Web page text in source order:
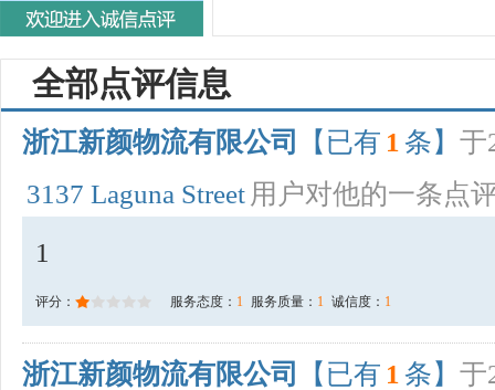
全部点评信息
浙江新颜物流有限公司 【已有 1 条】 于
3137 Laguna Street 用户对他的一条点
1
评分： 服务态度： 1 服务质量： 1 诚信度： 1
浙江新颜物流有限公司 【已有 1 条】 于